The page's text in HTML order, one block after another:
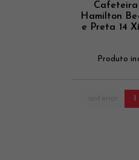
Hamilton
e Preta 14
Produto
1